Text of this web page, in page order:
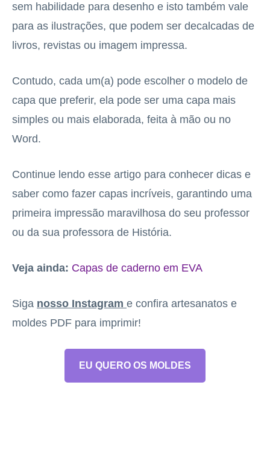
sem habilidade para desenho e isto também vale
para as ilustrações, que podem ser decalcadas de
livros, revistas ou imagem impressa.
Contudo, cada um(a) pode escolher o modelo de
capa que preferir, ela pode ser uma capa mais
simples ou mais elaborada, feita à mão ou no
Word.
Continue lendo esse artigo para conhecer dicas e
saber como fazer capas incríveis, garantindo uma
primeira impressão maravilhosa do seu professor
ou da sua professora de História.
Veja ainda: Capas de caderno em EVA
Siga nosso Instagram e confira artesanatos e
moldes PDF para imprimir!
EU QUERO OS MOLDES